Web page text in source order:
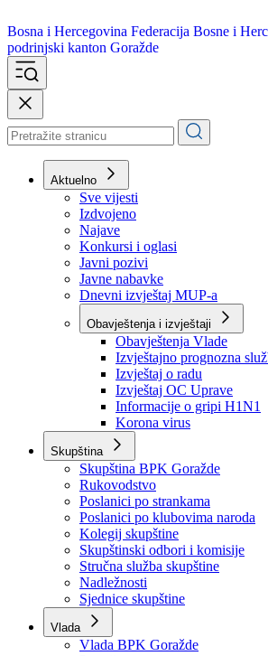
Bosna i Hercegovina
podrinjski kanton Goražde
Aktuelno
Sve vijesti
Izdvojeno
Najave
Konkursi i oglasi
Javni pozivi
Javne nabavke
Dnevni izvještaj MUP-a
Obavještenja i izvještaji
Obavještenja Vlade
Izvještajno prognozna
Izvještaj o radu
Izvještaj OC Uprave
Informacije o gripi H1N1
Korona virus
Skupština
Skupština BPK Goražde
Rukovodstvo
Poslanici po strankama
Poslanici po klubovima naroda
Kolegij skupštine
Skupštinski odbori i komisije
Stručna služba skupštine
Nadležnosti
Sjednice skupštine